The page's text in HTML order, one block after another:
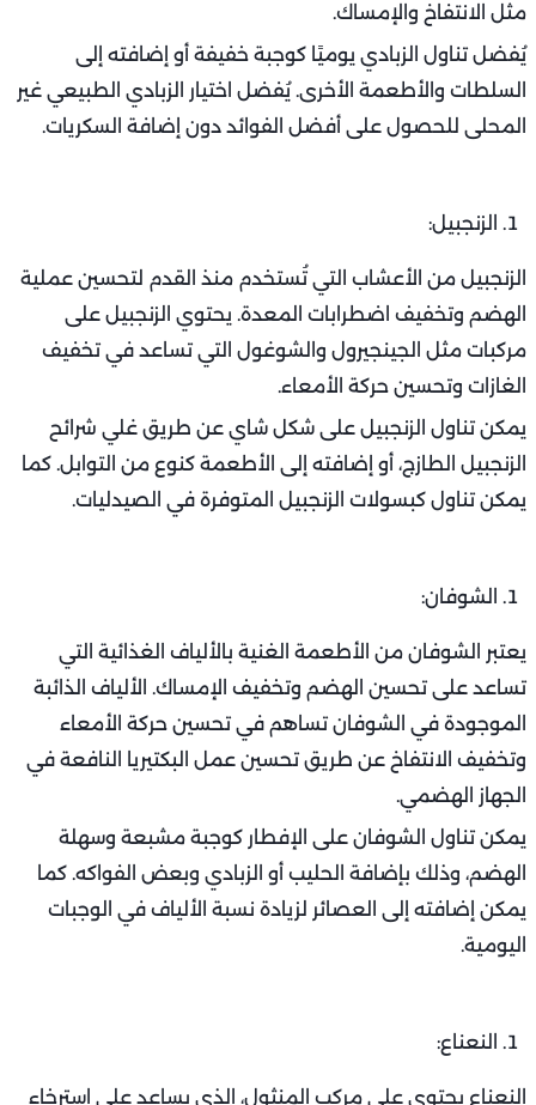
مثل الانتفاخ والإمساك.
يُفضل تناول الزبادي يوميًا كوجبة خفيفة أو إضافته إلى
السلطات والأطعمة الأخرى. يُفضل اختيار الزبادي الطبيعي غير
المحلى للحصول على أفضل الفوائد دون إضافة السكريات.
الزنجبيل:
الزنجبيل من الأعشاب التي تُستخدم منذ القدم لتحسين عملية
الهضم وتخفيف اضطرابات المعدة. يحتوي الزنجبيل على
مركبات مثل الجينجيرول والشوغول التي تساعد في تخفيف
الغازات وتحسين حركة الأمعاء.
يمكن تناول الزنجبيل على شكل شاي عن طريق غلي شرائح
الزنجبيل الطازج، أو إضافته إلى الأطعمة كنوع من التوابل. كما
يمكن تناول كبسولات الزنجبيل المتوفرة في الصيدليات.
الشوفان:
يعتبر الشوفان من الأطعمة الغنية بالألياف الغذائية التي
تساعد على تحسين الهضم وتخفيف الإمساك. الألياف الذائبة
الموجودة في الشوفان تساهم في تحسين حركة الأمعاء
وتخفيف الانتفاخ عن طريق تحسين عمل البكتيريا النافعة في
الجهاز الهضمي.
يمكن تناول الشوفان على الإفطار كوجبة مشبعة وسهلة
الهضم، وذلك بإضافة الحليب أو الزبادي وبعض الفواكه. كما
يمكن إضافته إلى العصائر لزيادة نسبة الألياف في الوجبات
اليومية.
النعناع:
النعناع يحتوي على مركب المنثول، الذي يساعد على استرخاء